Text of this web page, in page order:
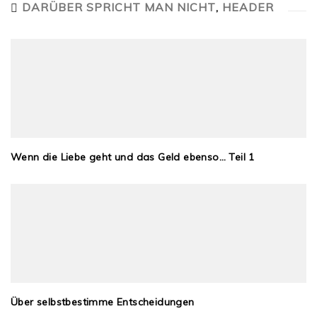
DARÜBER SPRICHT MAN NICHT, HEADER
Wenn die Liebe geht und das Geld ebenso… Teil 1
Über selbstbestimme Entscheidungen